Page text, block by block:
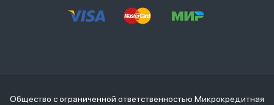
Общество с ограниченной ответственностью Микрокредитная